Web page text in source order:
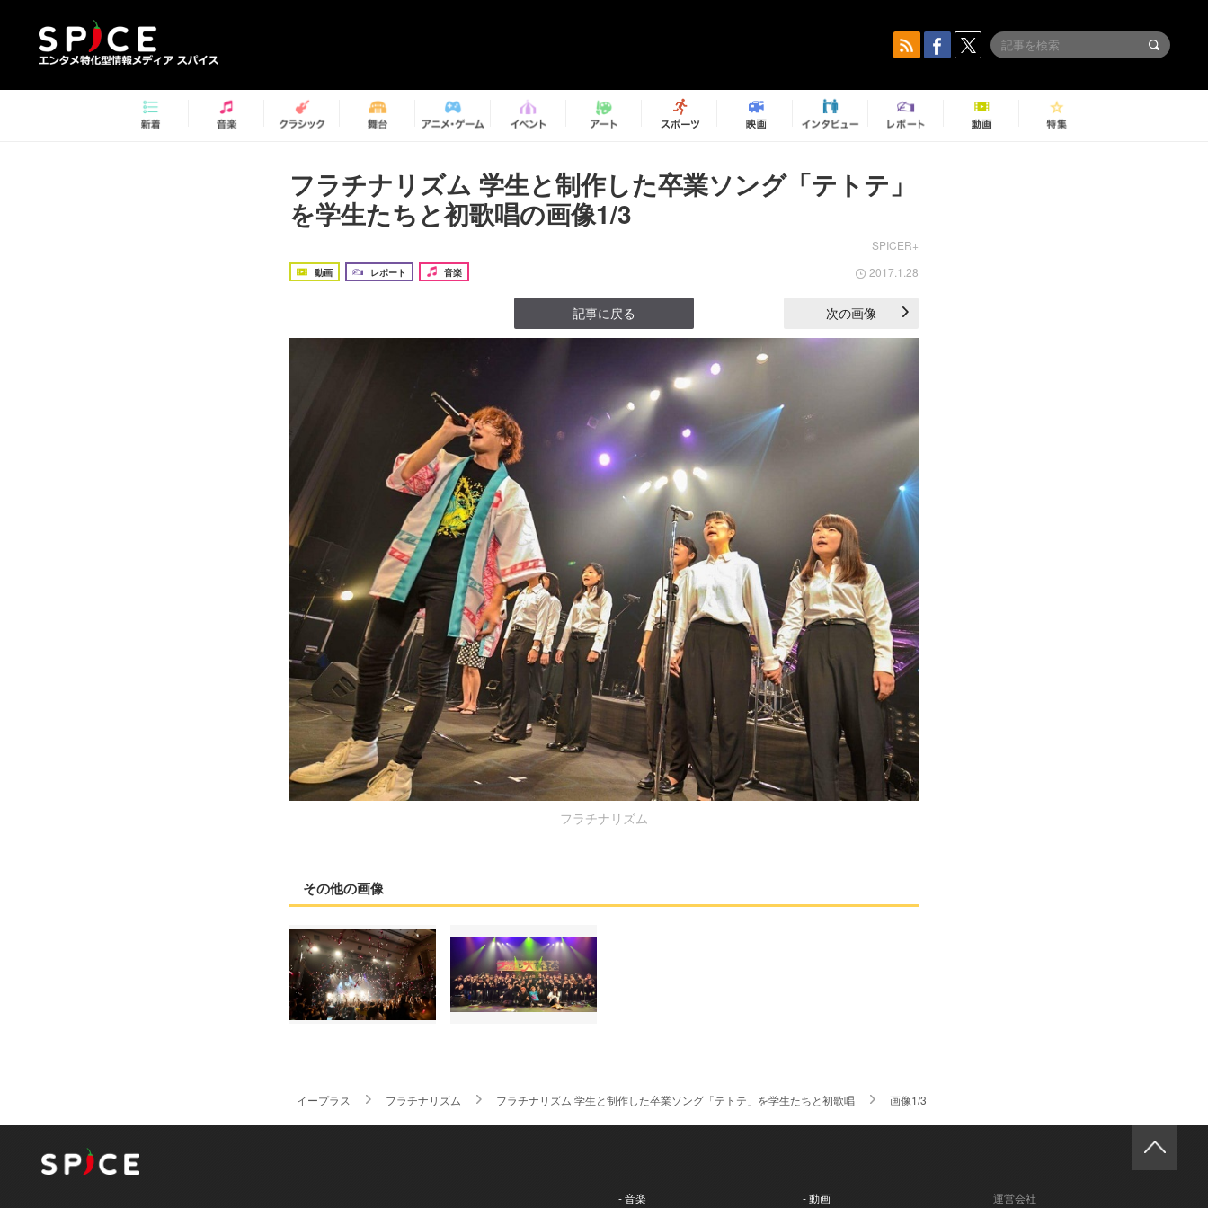
フラチナリズム 学生と制作した卒業ソング「テトテ」
を学生たちと初歌唱の画像1/3
SPICER+
動画 レポート 音楽 2017.1.28
記事に戻る 次の画像
フラチナリズム
その他の画像
イープラス フラチナリズム フラチナリズム 学生と制作した卒業ソング「テトテ」を学生たちと初歌唱 画像1/3
- 音楽 - 動画 運営会社